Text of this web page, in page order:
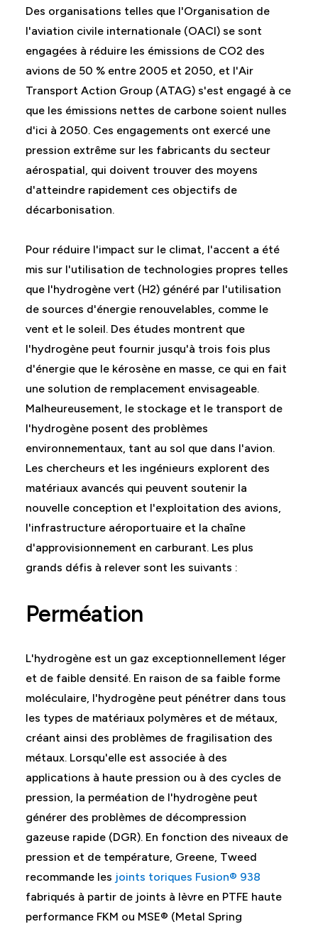
Des organisations telles que l'Organisation de
l'aviation civile internationale (OACI) se sont
engagées à réduire les émissions de CO2 des
avions de 50 % entre 2005 et 2050, et l'Air
Transport Action Group (ATAG) s'est engagé à ce
que les émissions nettes de carbone soient nulles
d'ici à 2050. Ces engagements ont exercé une
pression extrême sur les fabricants du secteur
aérospatial, qui doivent trouver des moyens
d'atteindre rapidement ces objectifs de
décarbonisation.
Pour réduire l'impact sur le climat, l'accent a été
mis sur l'utilisation de technologies propres telles
que l'hydrogène vert (H2) généré par l'utilisation
de sources d'énergie renouvelables, comme le
vent et le soleil. Des études montrent que
l'hydrogène peut fournir jusqu'à trois fois plus
d'énergie que le kérosène en masse, ce qui en fait
une solution de remplacement envisageable.
Malheureusement, le stockage et le transport de
l'hydrogène posent des problèmes
environnementaux, tant au sol que dans l'avion.
Les chercheurs et les ingénieurs explorent des
matériaux avancés qui peuvent soutenir la
nouvelle conception et l'exploitation des avions,
l'infrastructure aéroportuaire et la chaîne
d'approvisionnement en carburant. Les plus
grands défis à relever sont les suivants :
Perméation
L'hydrogène est un gaz exceptionnellement léger
et de faible densité. En raison de sa faible forme
moléculaire, l'hydrogène peut pénétrer dans tous
les types de matériaux polymères et de métaux,
créant ainsi des problèmes de fragilisation des
métaux. Lorsqu'elle est associée à des
applications à haute pression ou à des cycles de
pression, la perméation de l'hydrogène peut
générer des problèmes de décompression
gazeuse rapide (DGR). En fonction des niveaux de
pression et de température, Greene, Tweed
recommande les joints toriques Fusion® 938
fabriqués à partir de joints à lèvre en PTFE haute
performance FKM ou MSE® (Metal Spring